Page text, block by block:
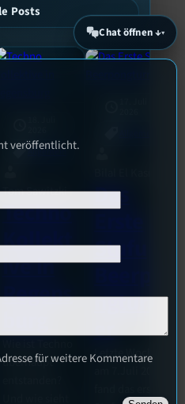
Posts
Allgemein
Tom Sawitzki
Techno
Kollekt
ive in
Regens
überhaupt
Das
Stufu
ngturni
er
Letzte Woche
Chat öffnen ↓
veröffentlicht.
für weitere Kommentare